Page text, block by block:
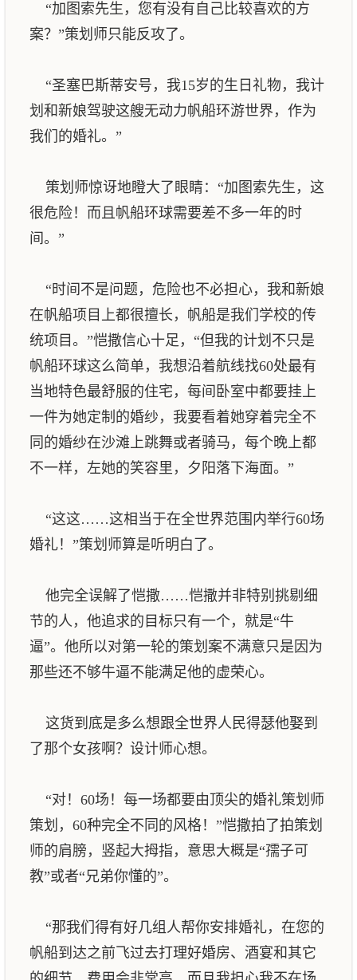
“加图索先生，您有没有自己比较喜欢的方
案？”策划师只能反攻了。
“圣塞巴斯蒂安号，我15岁的生日礼物，我计
划和新娘驾驶这艘无动力帆船环游世界，作为
我们的婚礼。”
策划师惊讶地瞪大了眼睛：“加图索先生，这
很危险！而且帆船环球需要差不多一年的时
间。”
“时间不是问题，危险也不必担心，我和新娘
在帆船项目上都很擅长，帆船是我们学校的传
统项目。”恺撒信心十足，“但我的计划不只是
帆船环球这么简单，我想沿着航线找60处最有
当地特色最舒服的住宅，每间卧室中都要挂上
一件为她定制的婚纱，我要看着她穿着完全不
同的婚纱在沙滩上跳舞或者骑马，每个晚上都
不一样，左她的笑容里，夕阳落下海面。”
“这这……这相当于在全世界范围内举行60场
婚礼！”策划师算是听明白了。
他完全误解了恺撒……恺撒并非特别挑剔细
节的人，他追求的目标只有一个，就是“牛
逼”。他所以对第一轮的策划案不满意只是因为
那些还不够牛逼不能满足他的虚荣心。
这货到底是多么想跟全世界人民得瑟他娶到
了那个女孩啊？设计师心想。
“对！60场！每一场都要由顶尖的婚礼策划师
策划，60种完全不同的风格！”恺撒拍了拍策划
师的肩膀，竖起大拇指，意思大概是“孺子可
教”或者“兄弟你懂的”。
“那我们得有好几组人帮你安排婚礼，在您的
帆船到达之前飞过去打理好婚房、酒宴和其它